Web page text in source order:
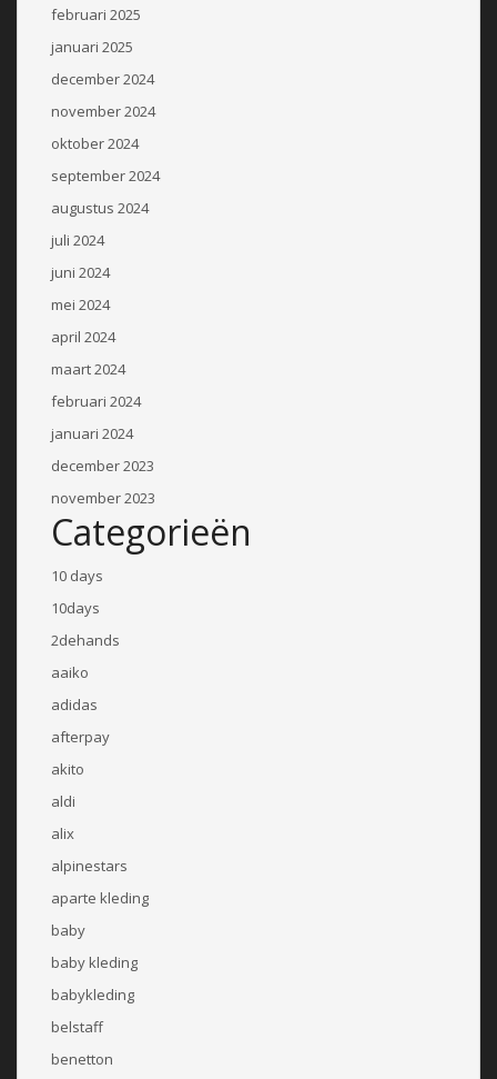
februari 2025
januari 2025
december 2024
november 2024
oktober 2024
september 2024
augustus 2024
juli 2024
juni 2024
mei 2024
april 2024
maart 2024
februari 2024
januari 2024
december 2023
november 2023
Categorieën
10 days
10days
2dehands
aaiko
adidas
afterpay
akito
aldi
alix
alpinestars
aparte kleding
baby
baby kleding
babykleding
belstaff
benetton